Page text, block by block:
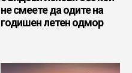
не смеете да одите на
годишен летен одмор